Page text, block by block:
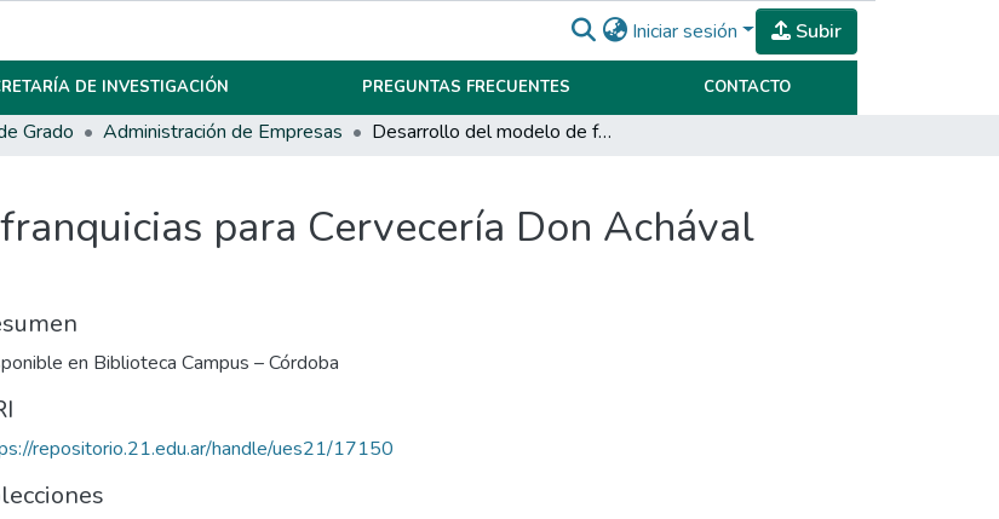
Iniciar sesión Subir
DE INVESTIGACIÓN PREGUNTAS FRECUENTES CONTACTO
Grado Administración de Empresas Desarrollo del modelo de franquicias para Cervecería Don Achával Rodriguez.
para Cervecería Don Achával
en Biblioteca Campus – Córdoba
repositorio.21.edu.ar/handle/ues21/17150